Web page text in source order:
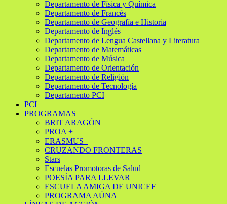
Departamento de Física y Química
Departamento de Francés
Departamento de Geografía e Historia
Departamento de Inglés
Departamento de Lengua Castellana y Literatura
Departamento de Matemáticas
Departamento de Música
Departamento de Orientación
Departamento de Religión
Departamento de Tecnología
Departamento PCI
PCI
PROGRAMAS
BRIT ARAGÓN
PROA +
ERASMUS+
CRUZANDO FRONTERAS
Stars
Escuelas Promotoras de Salud
POESÍA PARA LLEVAR
ESCUELA AMIGA DE UNICEF
PROGRAMA AÚNA